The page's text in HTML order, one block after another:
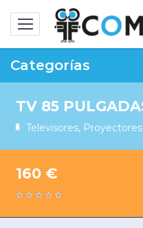
Alternar
navegación
Categorías
Televisores, Proyectores
160 €